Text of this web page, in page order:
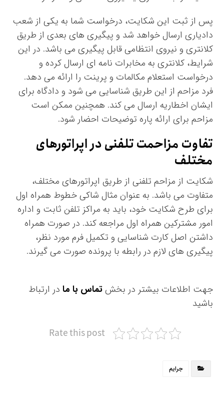
پس از ثبت این شکایت، درخواست شما به یکی از شعب
دادیاری ارسال خواهد شد و پیگیری های بعدی از طریق
کلانتری و نیروی انتظامی قابل پیگیری می باشد. در این
شرایط، کلانتری به مخابرات نامه ای ارسال کرده و
درخواست استعلام مکالمات و پرینت را ارائه می دهد.
فرد مزاحم از این طریق شناسایی می شود و دادگاه برای
ایشان اخطاریه ارسال می کند. همچنین ممکن است
مزاحم برای ارائه پاره توضیحات احضار شود.
تفاوت مزاحمت تلفنی در اپراتورهای
مختلف
شکایت از مزاحم تلفنی از طریق اپراتورهای مختلف،
متفاوت می باشد. به عنوان مثال شاکی خطوط همراه اول
برای طرح شکایت خود، باید به مراکز تلفن ثابت و اداره
امور مشترکین همراه اول مراجعه کند. در صورت همراه
داشتن اصل کارت شناسایی و تکمیل فرم مورد نظر،
پیگیری های لازم در رابطه با پرونده صورت می گیرند.
جهت اطلاعات بیشتر در بخشتماس با ما در ارتباط
باشید
Rate this post
جرایم